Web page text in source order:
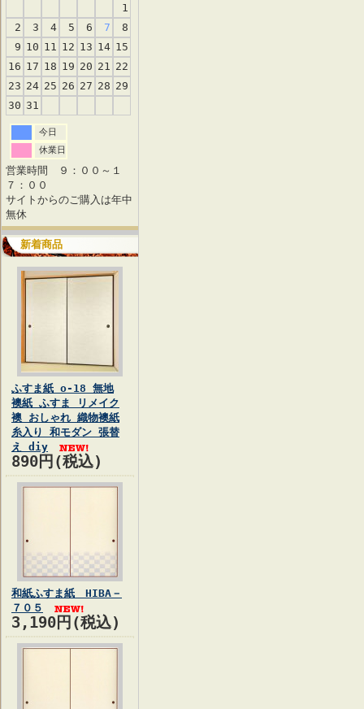
1
2
3 4 5 6 7
8
9 10 11 12 13 14 15
16 17 18 19 20 21 22
23 24 25 26 27 28 29
30 31
今日
休業日
営業時間 ９：００～１
７：００
サイトからのご購入は年中
無休
新着商品
ふすま紙 o-18 無地
襖紙 ふすま リメイク
襖 おしゃれ 織物襖紙
糸入り 和モダン 張替
え diy
890円(税込)
和紙ふすま紙 HIBA－
７０５
3,190円(税込)